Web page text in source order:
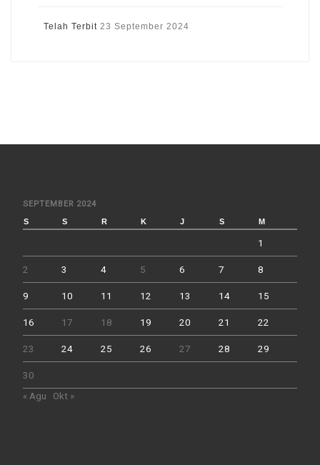
Telah Terbit 23 September 2024
SEPTEMBER 2024
S S R K J S M
1
2 3 4 5 6 7 8
9 10 11 12 13 14 15
16 17 18 19 20 21 22
23 24 25 26 27 28 29
30
« Agu
Okt »